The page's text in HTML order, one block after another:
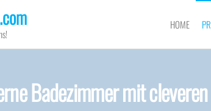
HOME
Badezimmer mit